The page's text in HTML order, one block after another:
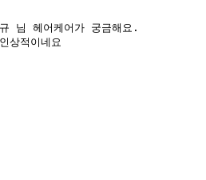
님 헤어케어가 궁금해요.
상적이네요